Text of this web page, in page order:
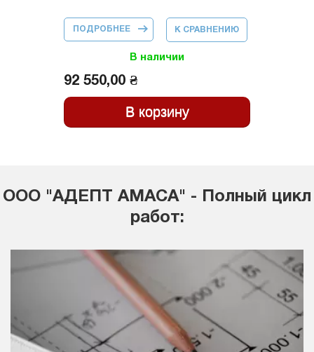
92 550,00 ₴
К СРАВНЕНИЮ
В наличии
ПОДРОБНЕЕ О КОТЕЛ
ЭЛЕКТРИЧЕСКИЙ
5000H 60 КВТ
АРТ.7738504954
ООО "АДЕПТ АМАСА" - Полный цикл
работ: